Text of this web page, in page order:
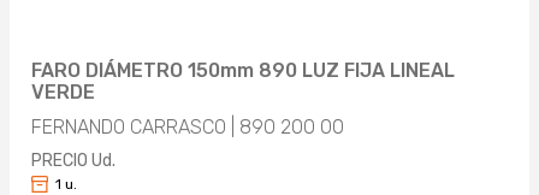
FARO DIÁMETRO 150mm 890 LUZ FIJA LINEAL
VERDE
FERNANDO CARRASCO | 890 200 00
PRECIO Ud.
1 u.